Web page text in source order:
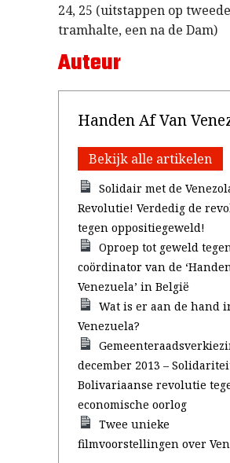
24, 25 (uitstappen op tweede
tramhalte, een na de Dam)
Auteur
Handen Af Van
Bekijk alle artikelen
Solidair met de
Revolutie! Verdedig de
tegen oppositiegeweld!
Oproep tot geweld
coördinator van de
Venezuela’ in België
Wat is er aan de hand
Venezuela?
december 2013 –
Bolivariaanse revolutie
economische oorlog
Twee unieke
filmvoorstellingen over